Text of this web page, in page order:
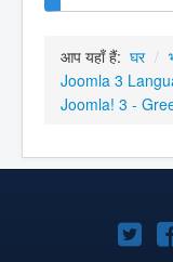
आप यहाँ हैं: घर /
Joomla 3
Joomla! 3 -